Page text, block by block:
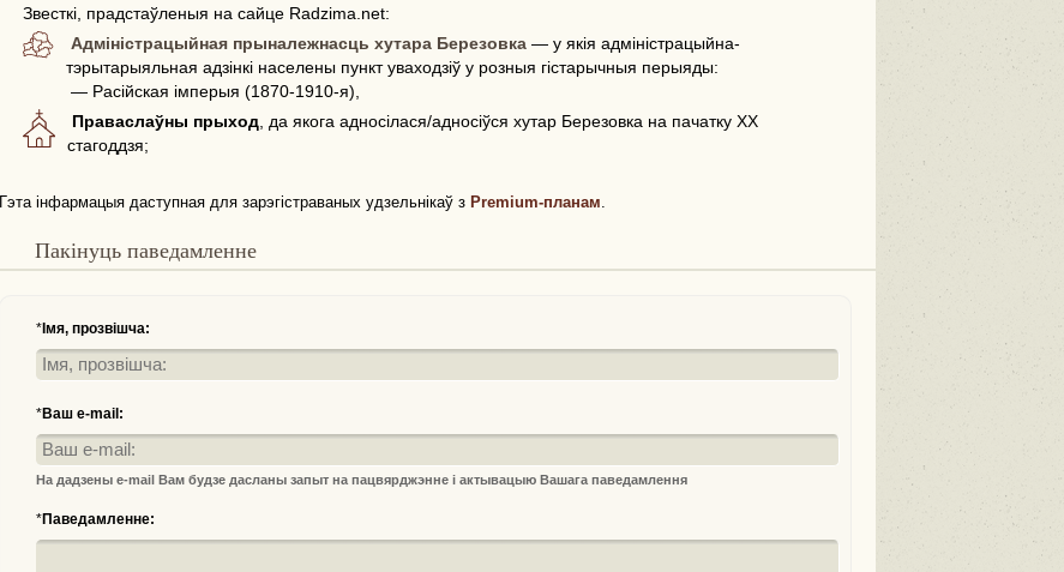
Звесткі, прадстаўленыя на сайце Radzima.net:
Адміністрацыйная прыналежнасць хутара Березовка — у якія адміністрацыйна-
тэрытарыяльная адзінкі населены пункт уваходзіў у розныя гістарычныя перыяды:
— Расійская імперыя (1870-1910-я),
Праваслаўны прыход , да якога адносілася/адносіўся хутар Березовка на пачатку ХХ
стагоддзя;
Гэта інфармацыя даступная для зарэгістраваных удзельнікаў з Premium-планам.
Пакінуць паведамленне
*Імя, прозвішча:
*Ваш e-mail:
На дадзены e-mail Вам будзе дасланы запыт на пацвярджэнне і актывацыю Вашага паведамлення
*Паведамленне: